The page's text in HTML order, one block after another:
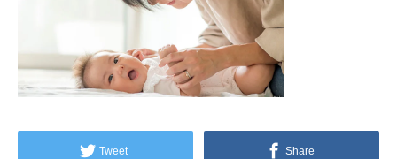
Tweet Share
最新情報